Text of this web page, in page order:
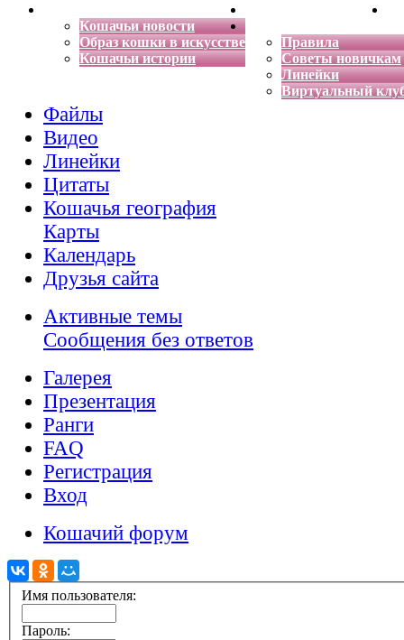
Кошачьи новости
Образ кошки в искусстве
Кошачьи истории
Энциклопедия кошек
Правила
Советы новичкам
Линейки
Виртуальный
Файлы
Видео
Линейки
Цитаты
Кошачья география
Карты
Календарь
Друзья сайта
Активные темы
Сообщения без ответов
Галерея
Презентация
Ранги
FAQ
Регистрация
Вход
Кошачий форум
Имя пользователя:
Пароль: